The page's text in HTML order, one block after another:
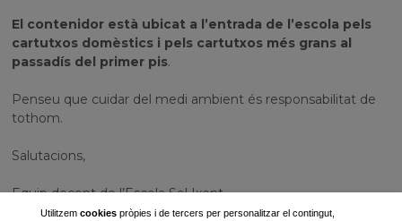
El contenidor està ubicat a l’entrada de l’escola pels
cartutxos domèstics i pels cartutxos més grans al
passadís del primer pis.
Penseu que cuidar del medi ambient és responsabilitat de
tothom.
Salutacions,
Equip docent de l’Escola Sol Ixent
Utilitzem cookiespròpies i de tercers per personalitzar el contingut,